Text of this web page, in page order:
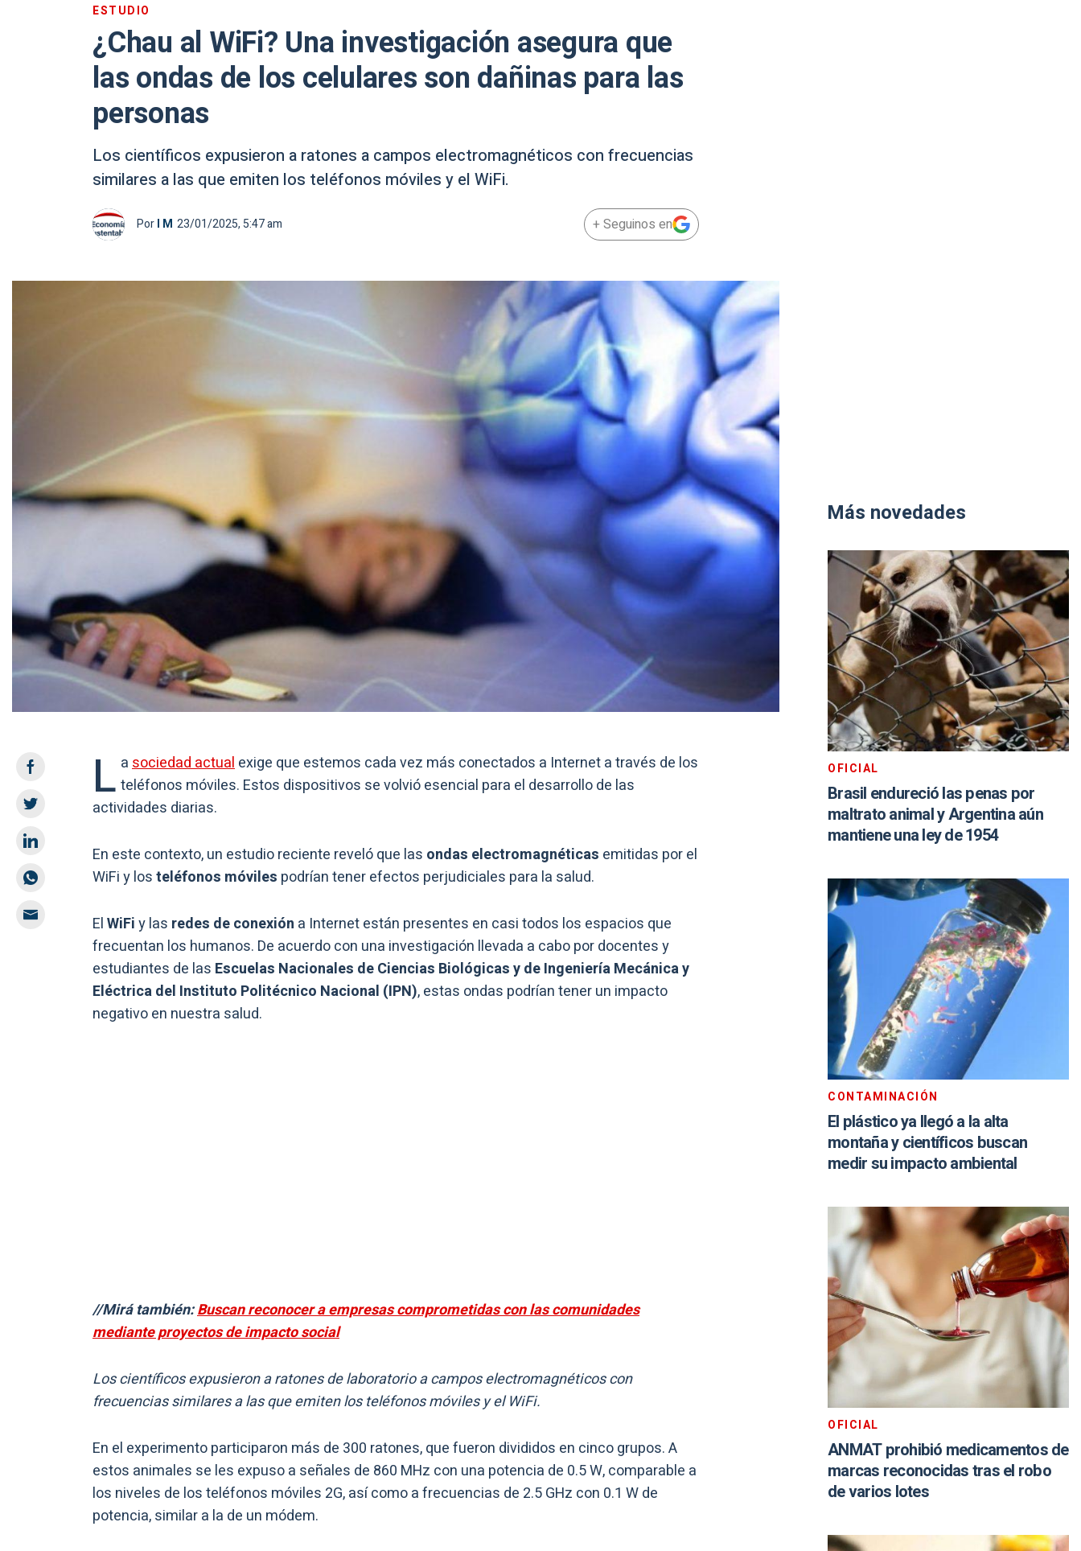
ESTUDIO
¿Chau al WiFi? Una investigación asegura que
las ondas de los celulares son dañinas para las
personas
Los científicos expusieron a ratones a campos electromagnéticos con frecuencias
similares a las que emiten los teléfonos móviles y el WiFi.
PorI M 23/01/2025, 5:47 am + Seguinos en
L asociedad actualexige que estemos cada vez más conectados a Internet a través de los
teléfonos móviles. Estos dispositivos se volvió esencial para el desarrollo de las
actividades diarias.
En este contexto, un estudio reciente reveló que las ondas electromagnéticas emitidas por el
WiFi y losteléfonos móviles podrían tener efectos perjudiciales para la salud.
ElWiFiy las redes de conexión a Internet están presentes en casi todos los espacios que
frecuentan los humanos. De acuerdo con una investigación llevada a cabo por docentes y
estudiantes de las Escuelas Nacionales de Ciencias Biológicas y de Ingeniería Mecánica y
Eléctrica del Instituto Politécnico Nacional (IPN), estas ondas podrían tener un impacto
negativo en nuestra salud.
//Mirá también:Buscan reconocer a empresas comprometidas con las comunidades
mediante proyectos de impacto social
Los científicos expusieron a ratones de laboratorio a campos electromagnéticos con
frecuencias similares a las que emiten los teléfonos móviles y el WiFi.
En el experimento participaron más de 300 ratones, que fueron divididos en cinco grupos. A
estos animales se les expuso a señales de 860 MHz con una potencia de 0.5 W, comparable a
los niveles de los teléfonos móviles 2G, así como a frecuencias de 2.5 GHz con 0.1 W de
potencia, similar a la de un módem.
Más novedades
OFICIAL
Brasil endureció las penas por
maltrato animal y Argentina aún
mantiene una ley de 1954
CONTAMINACIÓN
El plástico ya llegó a la alta
montaña y científicos buscan
medir su impacto ambiental
OFICIAL
ANMAT prohibió medicamentos de
marcas reconocidas tras el robo
de varios lotes